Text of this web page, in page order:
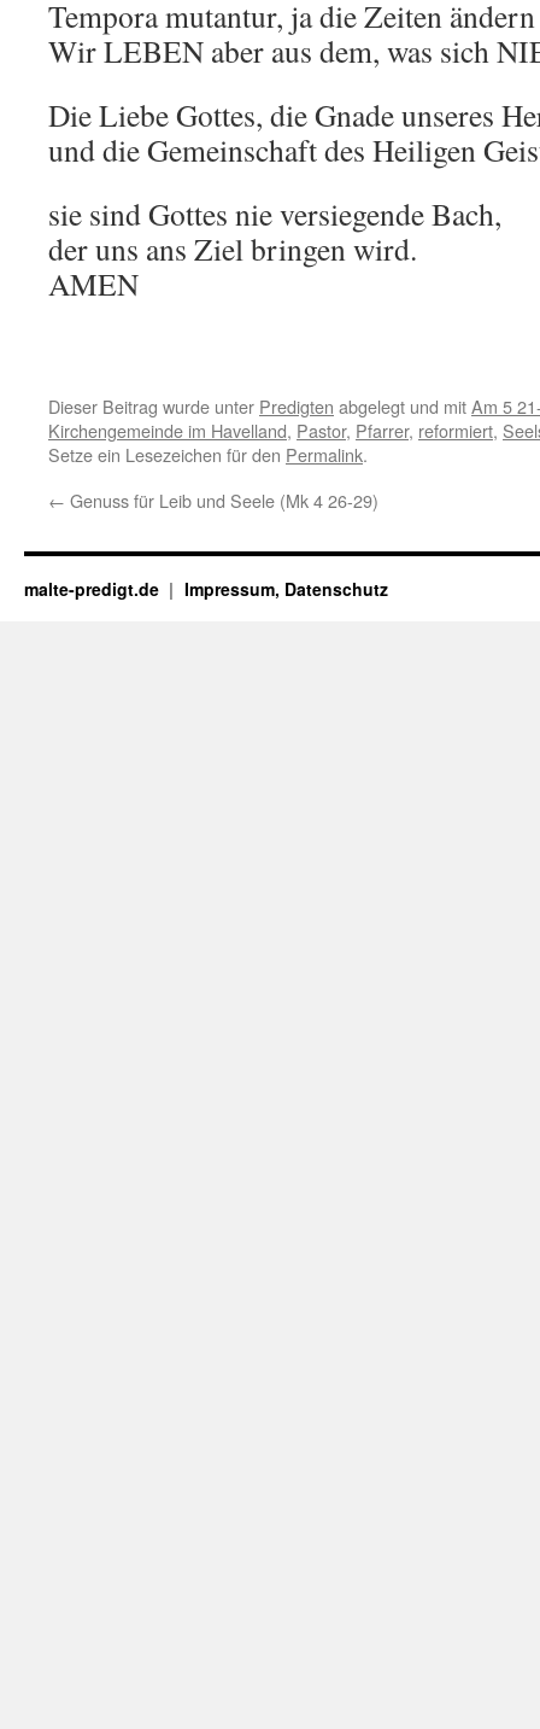
Tempora mutantur, ja die Zeiten
Wir LEBEN aber aus dem, was sich
Die Liebe Gottes, die Gnade unseres
und die Gemeinschaft des Heiligen
sie sind Gottes nie versiegende Bach,
der uns ans Ziel bringen wird.
AMEN
Dieser Beitrag wurde unter Predigten abgelegt und mitAm 5
Kirchengemeinde im Havelland, Pastor, Pfarrer, reformiert,
Setze ein Lesezeichen für den Permalink.
← Genuss für Leib und Seele (Mk 4 26-29)
malte-predigt.de Impressum, Datenschutz